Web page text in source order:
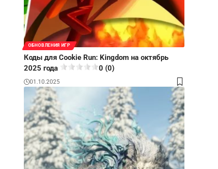
ОБНОВЛЕНИЯ ИГР
Коды для Cookie Run: Kingdom на октябрь
2025 года
0 (0)
01.10.2025